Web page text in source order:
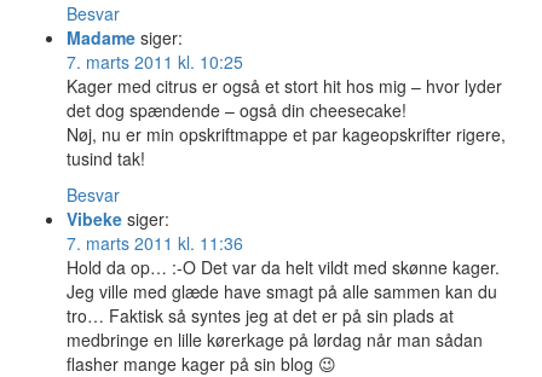
Besvar
Madame siger:
7. marts 2011 kl. 10:25
Kager med citrus er også et stort hit hos mig – hvor lyder
det dog spændende – også din cheesecake!
Nøj, nu er min opskriftmappe et par kageopskrifter rigere,
tusind tak!
Besvar
Vibeke siger:
7. marts 2011 kl. 11:36
Hold da op… :-O Det var da helt vildt med skønne kager.
Jeg ville med glæde have smagt på alle sammen kan du
tro… Faktisk så syntes jeg at det er på sin plads at
medbringe en lille kørerkage på lørdag når man sådan
flasher mange kager på sin blog 😉